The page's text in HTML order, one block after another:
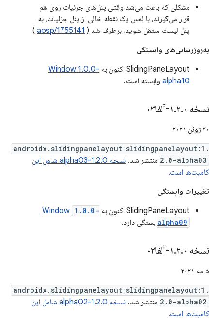
مشکلی که باعث می‌شد وقتی پنل‌های جزئیات روی هم
قرار می‌گیرند، با لمس یک نقطه خالی از پنل جزئیات، به
پنل لیست منتقل شوید، برطرف شد ( aosp/1755141
)
به‌روزرسانی‌های وابستگی
SlidingPaneLayout اکنون به
Window 1.0.0-
alpha10 وابسته است.
نسخه ۱ .۲.۰-آلفا۰۳
۳۰ ژوئن ۲۰۲۱
androidx.slidingpanelayout:slidingpanelayout:1.
2.0-alpha03 منتشر شد.
نسخه 1.2.0-alpha03 شامل این
کامیت‌ها است.
تغییرات وابستگی
SlidingPaneLayout اکنون به
Window 1.0.0-
alpha09 بستگی دارد.
نسخه ۱ .۲.۰-آلفا۰۲
۵ مه ۲۰۲۱
androidx.slidingpanelayout:slidingpanelayout:1.
2.0-alpha02 منتشر شد.
نسخه 1.2.0-alpha02 شامل این
کامیت‌ها است.